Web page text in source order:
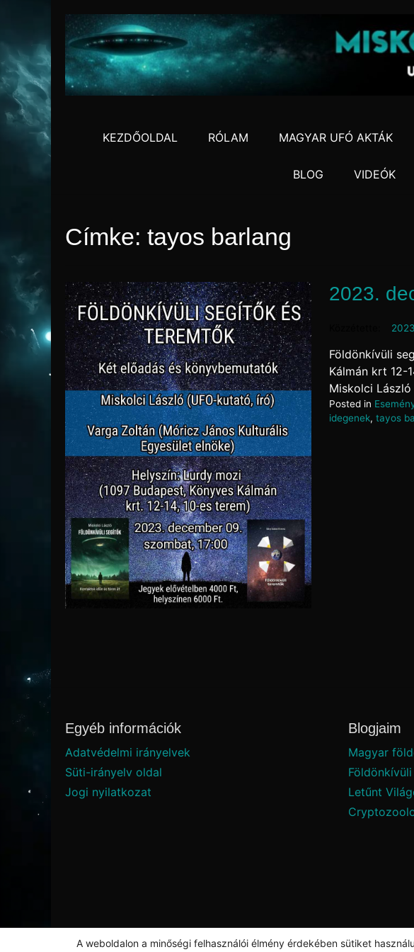
content
KEZDŐOLDAL RÓLAM MAGYAR UFÓ AKTÁK
BLOG VIDEÓK
Címke: tayos barlang
2023.
Földönkívüli
Kálmán krt 12-
Miskolci
Posted in
idegenek, tayos
Egyéb információk
Adatvédelmi irányelvek
Süti-irányelv oldal
Jogi nyilatkozat
Blogjaim
Magyar
Letűnt
A weboldalon a minőségi felhasználói élmény érdekében sütiket